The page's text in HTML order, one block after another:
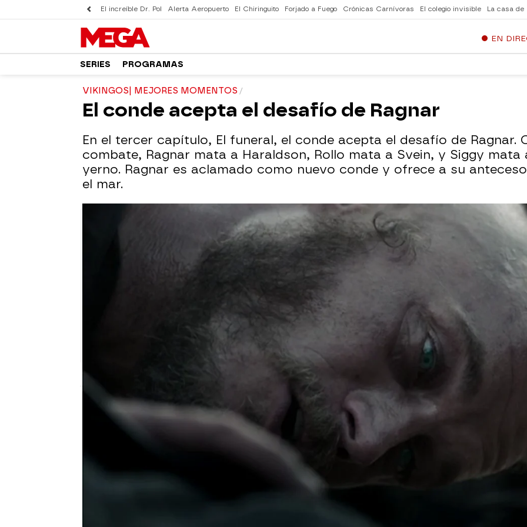
El increíble Dr. Pol Alerta Aeropuerto El Chiringuito Forjado a Fuego Crónicas Carnívoras El colegio invisible La casa de
EN
SERIES PROGRAMAS
VIKINGOS| MEJORES MOMENTOS
El conde acepta el desafío de Ragnar
En el tercer capítulo, El funeral, el conde acepta el desafío de Ragnar.
combate, Ragnar mata a Haraldson, Rollo mata a Svein, y Siggy
yerno. Ragnar es aclamado como nuevo conde y ofrece a su
el mar.
mega
Madrid
Publicado: 14 de julio de 2015, 11:31
WhatsappFacebook